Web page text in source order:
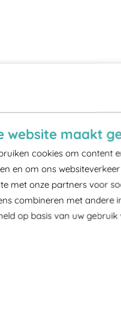
website maakt
cookies om content
en om ons
met onze partners voor
combineren met andere
op basis van uw gebruik